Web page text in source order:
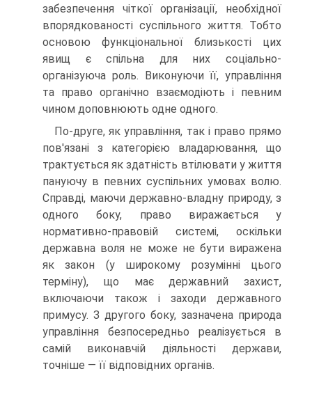
забезпечення чіткої організації, необхідної
впорядкованості суспільного життя. Тобто
основою функціональної близькості цих
явищ є спільна для них соціально-
організуюча роль. Виконуючи її, управління
та право органічно взаємодіють і певним
чином доповнюють одне одного.
По-друге, як управління, так і право прямо
пов'язані з категорією владарювання, що
трактується як здатність втілювати у життя
пануючу в певних суспільних умовах волю.
Справді, маючи державно-владну природу, з
одного боку, право виражається у
нормативно-правовій системі, оскільки
державна воля не може не бути виражена
як закон (у широкому розумінні цього
терміну), що має державний захист,
включаючи також і заходи державного
примусу. З другого боку, зазначена природа
управління безпосередньо реалізується в
самій виконавчій діяльності держави,
точніше — її відповідних органів.